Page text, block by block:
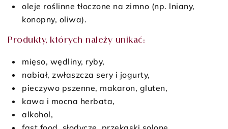
oleje roślinne tłoczone na zimno (np. lniany,
konopny, oliwa).
Produkty, których należy unikać:
mięso, wędliny, ryby,
nabiał, zwłaszcza sery i jogurty,
pieczywo pszenne, makaron, gluten,
kawa i mocna herbata,
alkohol,